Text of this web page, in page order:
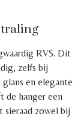
RVS. Dit
zelfs bij
en elegante
de hanger een
sieraad zowel bij